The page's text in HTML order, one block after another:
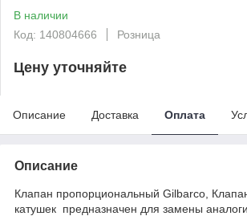
В наличии
Код: 140804666
Розница
Цену уточняйте
Описание Доставка Оплата
Описание
Клапан пропорциональный Gilbarco,
катушек предназначен для замены